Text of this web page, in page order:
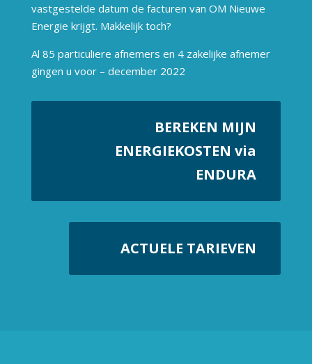
vastgestelde datum de facturen van OM Nieuwe
Energie krijgt. Makkelijk toch?
Al 85 particuliere afnemers en 4 zakelijke afnemer
gingen u voor – december 2022
BEREKEN MIJN
ENERGIEKOSTEN via
ENDURA
ACTUELE TARIEVEN